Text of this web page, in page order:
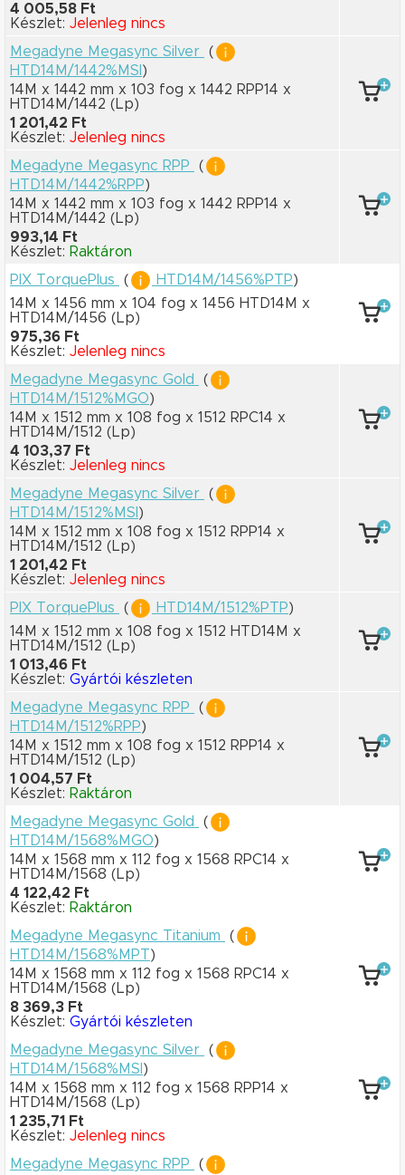
4 005,58 Ft
Készlet: Jelenleg nincs
Megadyne Megasync Silver
(
HTD14M/1442%MSI )
14M x 1442 mm x 103 fog x 1442 RPP14 x
HTD14M/1442 (Lp)
1 201,42 Ft
Készlet: Jelenleg nincs
Megadyne Megasync RPP
(
HTD14M/1442%RPP)
14M x 1442 mm x 103 fog x 1442 RPP14 x
HTD14M/1442 (Lp)
993,14 Ft
Készlet: Raktáron
PIX TorquePlus
( HTD14M/1456%PTP)
14M x 1456 mm x 104 fog x 1456 HTD14M x
HTD14M/1456 (Lp)
975,36 Ft
Készlet: Jelenleg nincs
Megadyne Megasync Gold
(
HTD14M/1512%MGO)
14M x 1512 mm x 108 fog x 1512 RPC14 x
HTD14M/1512 (Lp)
4 103,37 Ft
Készlet: Jelenleg nincs
Megadyne Megasync Silver
(
HTD14M/1512%MSI )
14M x 1512 mm x 108 fog x 1512 RPP14 x
HTD14M/1512 (Lp)
1 201,42 Ft
Készlet: Jelenleg nincs
PIX TorquePlus
( HTD14M/1512%PTP)
14M x 1512 mm x 108 fog x 1512 HTD14M x
HTD14M/1512 (Lp)
1 013,46 Ft
Készlet: Gyártói készleten
Megadyne Megasync RPP
(
HTD14M/1512%RPP)
14M x 1512 mm x 108 fog x 1512 RPP14 x
HTD14M/1512 (Lp)
1 004,57 Ft
Készlet: Raktáron
Megadyne Megasync Gold
(
HTD14M/1568%MGO)
14M x 1568 mm x 112 fog x 1568 RPC14 x
HTD14M/1568 (Lp)
4 122,42 Ft
Készlet: Raktáron
Megadyne Megasync Titanium
(
HTD14M/1568%MPT)
14M x 1568 mm x 112 fog x 1568 RPC14 x
HTD14M/1568 (Lp)
8 369,3 Ft
Készlet: Gyártói készleten
Megadyne Megasync Silver
(
HTD14M/1568%MSI )
14M x 1568 mm x 112 fog x 1568 RPP14 x
HTD14M/1568 (Lp)
1 235,71 Ft
Készlet: Jelenleg nincs
Megadyne Megasync RPP
(